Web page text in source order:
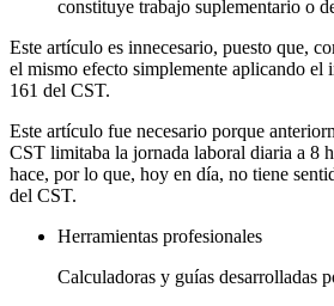
constituye trabajo suplementario o
Este artículo es innecesario, puesto que,
el mismo efecto simplemente aplicando
161 del CST.
Este artículo fue necesario porque
CST limitaba la jornada laboral diaria a 8
hace, por lo que, hoy en día, no tiene
del CST.
Herramientas profesionales
Calculadoras y guías desarrolladas